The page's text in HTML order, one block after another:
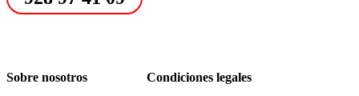
Sobre nosotros
Condiciones legales